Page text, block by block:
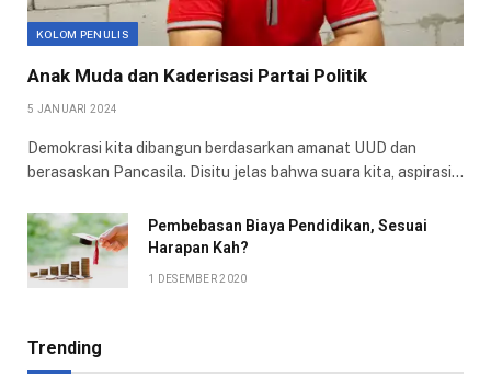
KOLOM PENULIS
Anak Muda dan Kaderisasi Partai Politik
5 JANUARI 2024
Demokrasi kita dibangun berdasarkan amanat UUD dan
berasaskan Pancasila. Disitu jelas bahwa suara kita, aspirasi…
Pembebasan Biaya Pendidikan, Sesuai
Harapan Kah?
1 DESEMBER 2020
Trending